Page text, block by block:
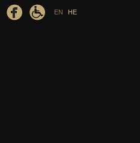
EN HE